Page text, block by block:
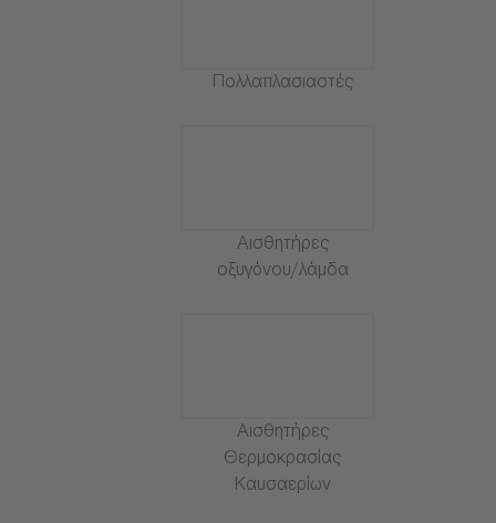
Πολλαπλασιαστές
Αισθητήρες
οξυγόνου/λάμδα
Αισθητήρες
Θερμοκρασίας
Καυσαερίων